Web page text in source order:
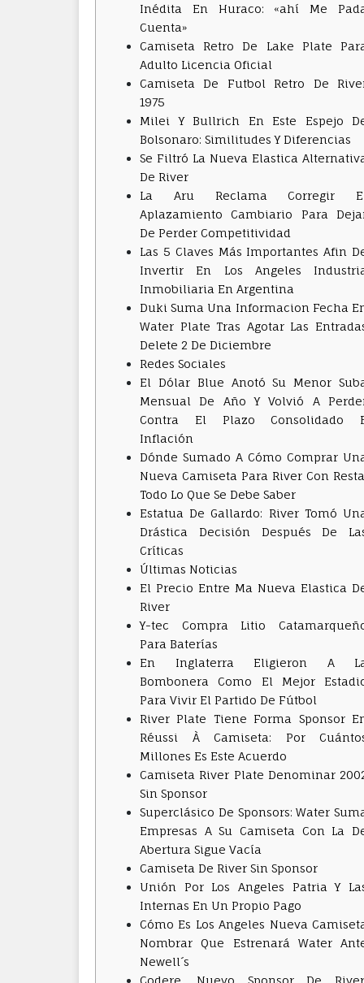
Inédita En Huraco: «ahí Me
Cuenta»
Camiseta Retro De Lake Plate
Adulto Licencia Oficial
Camiseta De Futbol Retro De
1975
Milei Y Bullrich En Este Espejo
Bolsonaro: Similitudes Y Diferencias
Se Filtró La Nueva Elastica
De River
La Aru Reclama Corregir
Aplazamiento Cambiario Para
De Perder Competitividad
Las 5 Claves Más Importantes Afin
Invertir En Los Angeles
Inmobiliaria En Argentina
Duki Suma Una Informacion Fecha
Water Plate Tras Agotar Las
Delete 2 De Diciembre
Redes Sociales
El Dólar Blue Anotó Su Menor
Mensual De Año Y Volvió A
Contra El Plazo Consolidado
Inflación
Dónde Sumado A Cómo Comprar
Nueva Camiseta Para River Con
Todo Lo Que Se Debe Saber
Estatua De Gallardo: River Tomó
Drástica Decisión Después De
Críticas
Últimas Noticias
El Precio Entre Ma Nueva Elastica
River
Y-tec Compra Litio
Para Baterías
En Inglaterra Eligieron A
Bombonera Como El Mejor
Para Vivir El Partido De Fútbol
River Plate Tiene Forma Sponsor
Réussi À Camiseta: Por
Millones Es Este Acuerdo
Camiseta River Plate Denominar
Sin Sponsor
Superclásico De Sponsors: Water
Empresas A Su Camiseta Con La
Abertura Sigue Vacía
Camiseta De River Sin Sponsor
Unión Por Los Angeles Patria Y
Internas En Un Propio Pago
Cómo Es Los Angeles Nueva
Nombrar Que Estrenará Water
Newell´s
Codere, Nuevo Sponsor De